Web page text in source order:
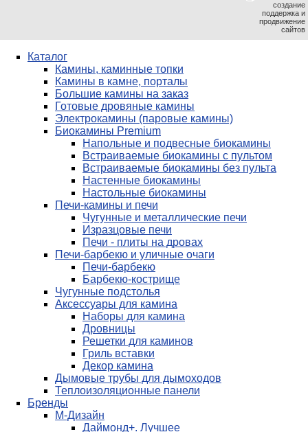
создание
поддержка и
продвижение
сайтов
Каталог
Камины, каминные топки
Камины в камне, порталы
Большие камины на заказ
Готовые дровяные камины
Электрокамины (паровые камины)
Биокамины Premium
Напольные и подвесные биокамины
Встраиваемые биокамины с пультом
Встраиваемые биокамины без пульта
Настенные биокамины
Настольные биокамины
Печи-камины и печи
Чугунные и металлические печи
Изразцовые печи
Печи - плиты на дровах
Печи-барбекю и уличные очаги
Печи-барбекю
Барбекю-кострище
Чугунные подстолья
Аксессуары для камина
Наборы для камина
Дровницы
Решетки для каминов
Гриль вставки
Декор камина
Дымовые трубы для дымоходов
Теплоизоляционные панели
Бренды
М-Дизайн
Даймонд+. Лучшее